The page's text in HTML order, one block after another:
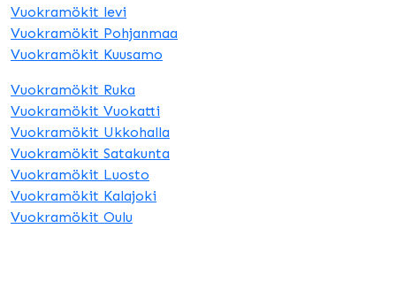
Vuokramökit levi
Vuokramökit Pohjanmaa
Vuokramökit Kuusamo
Vuokramökit Ruka
Vuokramökit Vuokatti
Vuokramökit Ukkohalla
Vuokramökit Satakunta
Vuokramökit Luosto
Vuokramökit Kalajoki
Vuokramökit Oulu